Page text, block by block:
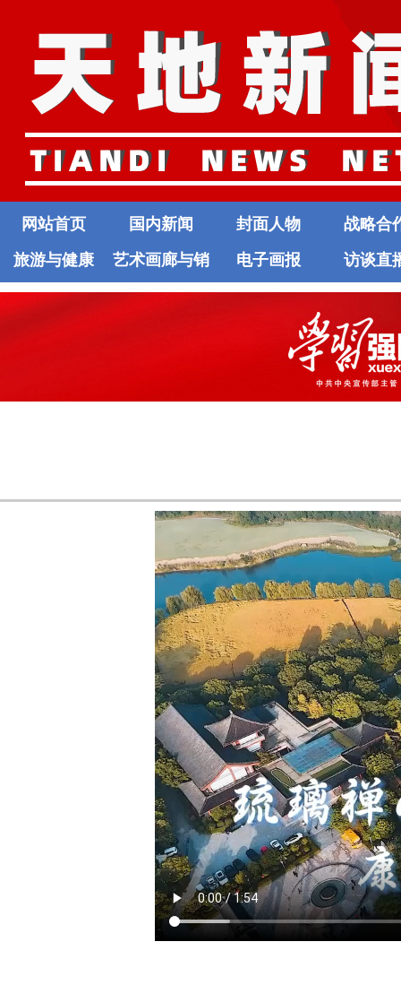
网站首页 国内新闻 封面人物
战略合
旅游与健康
艺术画廊与销
售
电子画报 访谈直